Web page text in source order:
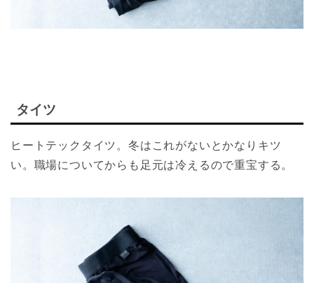
タイツ
ヒートテックタイツ。冬はこれがないとかなりキツ
い。職場についてからも足元は冷えるので重宝する。